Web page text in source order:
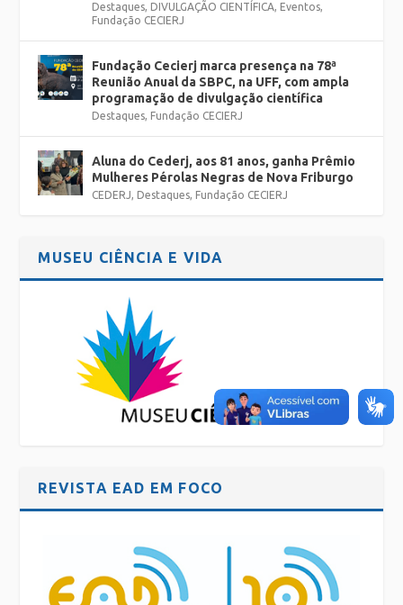
Destaques, DIVULGAÇÃO CIENTÍFICA, Eventos,
Fundação CECIERJ
Fundação Cecierj marca presença na 78ª
Reunião Anual da SBPC, na UFF, com ampla
programação de divulgação científica
Destaques, Fundação CECIERJ
Aluna do Cederj, aos 81 anos, ganha Prêmio
Mulheres Pérolas Negras de Nova Friburgo
CEDERJ, Destaques, Fundação CECIERJ
MUSEU CIÊNCIA E VIDA
REVISTA EAD EM FOCO